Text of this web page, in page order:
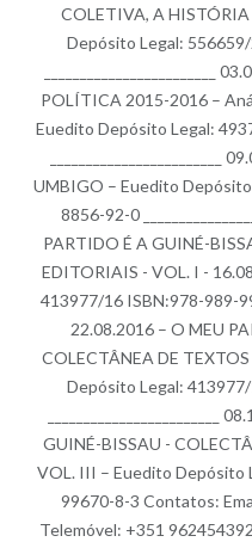
COLETIVA, A HISTÓRIA
Depósito Legal:
POLÍTICA 2015-2016 –
Euedito Depósito Legal:
UMBIGO – Euedito
8856-92-0
PARTIDO É A GUINÉ-
EDITORIAIS - VOL. I -
413977/16 ISBN:978-989-
22.08.2016 – O MEU
COLECTÂNEA DE
Depósito Legal:
GUINÉ-BISSAU -
VOL. III – Euedito Depósito
99670-8-3 Contatos:
Telemóvel: +351